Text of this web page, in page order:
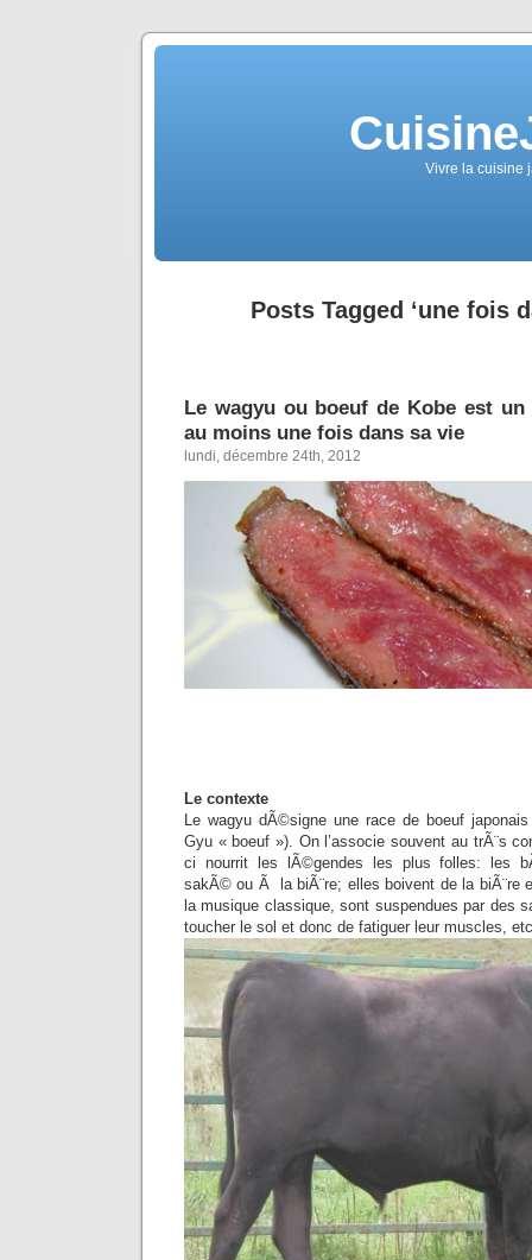
Vivre la cuisine
Posts Tagged ‘une fois
Le wagyu ou boeuf de Kobe est
au moins une fois dans sa vie
lundi, décembre 24th, 2012
Le contexte
Le wagyu dÃ©signe une race de boeuf
Gyu « boeuf »). On l’associe souvent au trÃ¨s
ci nourrit les lÃ©gendes les plus folles: les
sakÃ© ou Ã la biÃ¨re; elles boivent de la biÃ¨re
la musique classique, sont suspendues par des
toucher le sol et donc de fatiguer leur muscles, etc